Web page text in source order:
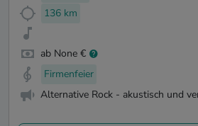
136 km
ab None €
Firmenfeier
Alternative Rock - akustisch und